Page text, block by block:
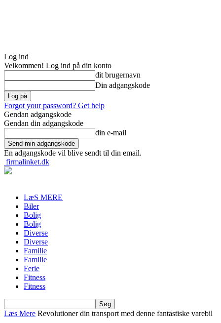
Log ind
Velkommen! Log ind på din konto
dit brugernavn
Din adgangskode
Forgot your password? Get help
Gendan adgangskode
Gendan din adgangskode
din e-mail
En adgangskode vil blive sendt til din email.
firmalinket.dk
LæS MERE
Biler
Bolig
Bolig
Diverse
Diverse
Familie
Familie
Ferie
Fitness
Fitness
Læs Mere Revolutioner din transport med denne fantastiske varebil